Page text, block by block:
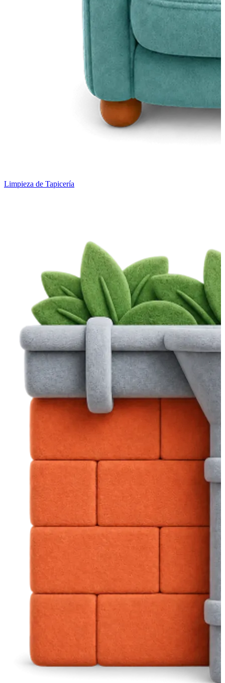
Limpieza de Tapicería